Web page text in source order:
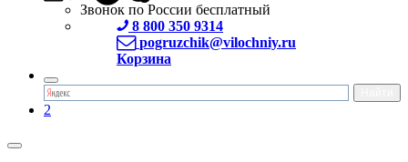
Звонок по России бесплатный
8 800 350 9314
pogruzchik@vilochniy.ru
Корзина
2